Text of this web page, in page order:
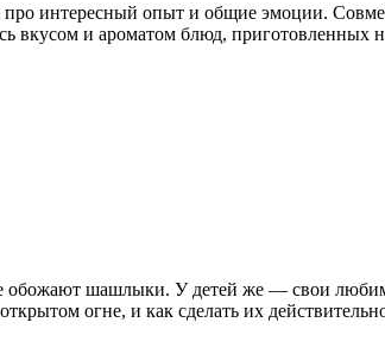
про интересный опыт и общие эмоции.
вкусом и ароматом блюд,
обожают шашлыки. У детей же — свои
огне, и как сделать их